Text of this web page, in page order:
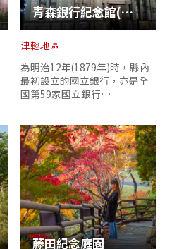
青森銀行紀念館(舊第五十九銀行本行)
津輕地區
為明治12年(1879年)時，縣內
最初設立的國立銀行，亦是全
國第59家國立銀行…
藤田紀念庭園